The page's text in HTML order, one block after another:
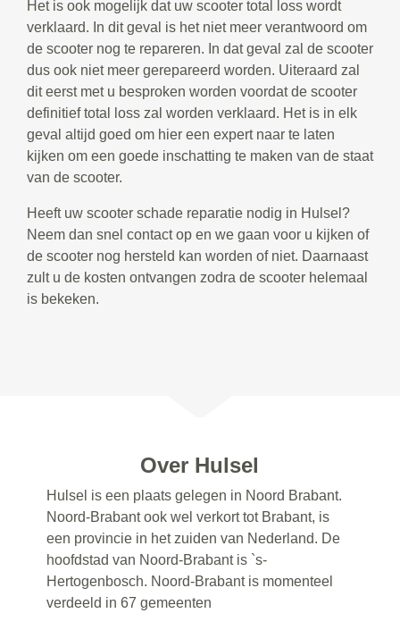
Het is ook mogelijk dat uw scooter total loss wordt
verklaard. In dit geval is het niet meer verantwoord om
de scooter nog te repareren. In dat geval zal de scooter
dus ook niet meer gerepareerd worden. Uiteraard zal
dit eerst met u besproken worden voordat de scooter
definitief total loss zal worden verklaard. Het is in elk
geval altijd goed om hier een expert naar te laten
kijken om een goede inschatting te maken van de staat
van de scooter.
Heeft uw scooter schade reparatie nodig in Hulsel?
Neem dan snel contact op en we gaan voor u kijken of
de scooter nog hersteld kan worden of niet. Daarnaast
zult u de kosten ontvangen zodra de scooter helemaal
is bekeken.
Over Hulsel
Hulsel is een plaats gelegen in Noord Brabant.
Noord-Brabant ook wel verkort tot Brabant, is
een provincie in het zuiden van Nederland. De
hoofdstad van Noord-Brabant is `s-
Hertogenbosch. Noord-Brabant is momenteel
verdeeld in 67 gemeenten